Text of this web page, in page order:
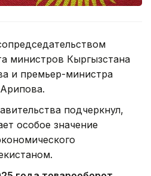
министров Кыргызстана
и премьер-министра
подчеркнул,
особое значение